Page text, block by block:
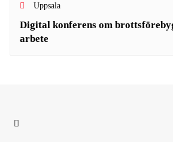
Uppsala
Digital konferens om
arbete
L
i